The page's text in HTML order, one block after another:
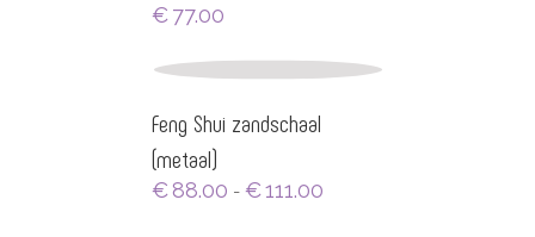
€ 77.00
Feng Shui zandschaal
(metaal)
€ 88.00 - €111.00Prijsklasse: